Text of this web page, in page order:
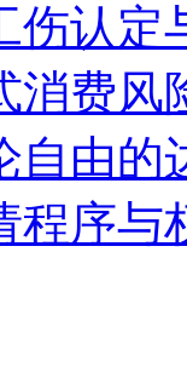
伤认定
消费风
自由
程序与